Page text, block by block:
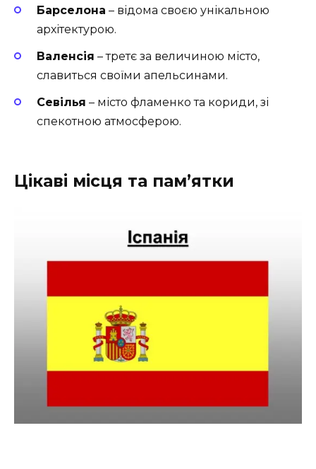
Барселона – відома своєю унікальною
архітектурою.
Валенсія – третє за величиною місто,
славиться своїми апельсинами.
Севілья – місто фламенко та кориди, зі
спекотною атмосферою.
Цікаві місця та пам’ятки